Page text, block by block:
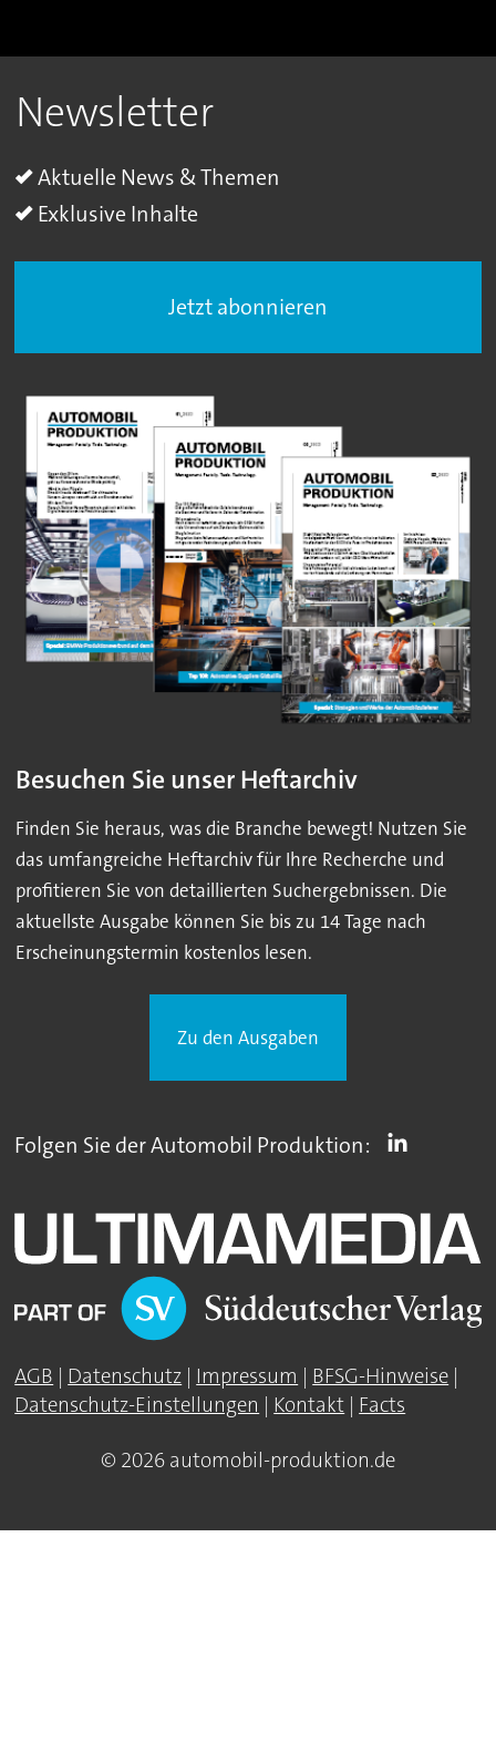
Newsletter
Aktuelle News & Themen
Exklusive Inhalte
Jetzt abonnieren
Besuchen Sie unser Heftarchiv
Finden Sie heraus, was die Branche bewegt! Nutzen Sie
das umfangreiche Heftarchiv für Ihre Recherche und
profitieren Sie von detaillierten Suchergebnissen. Die
aktuellste Ausgabe können Sie bis zu 14 Tage nach
Erscheinungstermin kostenlos lesen.
Zu den Ausgaben
Folgen Sie der Automobil Produktion:
AGB | Datenschutz | Impressum | BFSG-Hinweise |
Datenschutz-Einstellungen | Kontakt | Facts
© 2026 automobil-produktion.de